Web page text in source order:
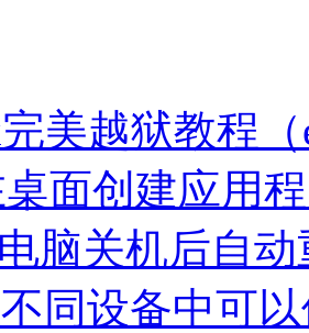
美越狱教程（
面创建应用
脑关机后自
同设备中可